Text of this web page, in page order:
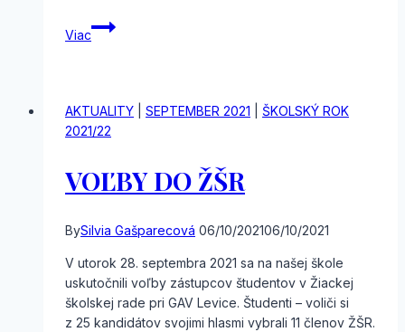
Viac
Krajské
kolo
AKTUALITY
SEPTEMBER 2021
ŠKOLSKÝ ROK
2021/22
VOĽBY DO ŽŠR
BySilvia Gašparecová 06/10/202106/10/2021
V utorok 28. septembra 2021 sa na našej škole
uskutočnili voľby zástupcov študentov v Žiackej
školskej rade pri GAV Levice. Študenti – voliči si
z 25 kandidátov svojimi hlasmi vybrali 11 členov ŽŠR.